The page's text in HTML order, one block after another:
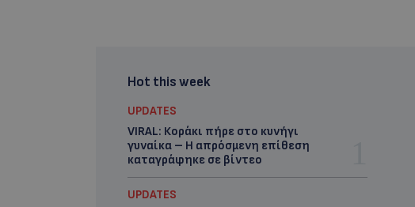
Hot this week
UPDATES
VIRAL: Κοράκι πήρε στο κυνήγι
γυναίκα – Η απρόσμενη επίθεση
καταγράφηκε σε βίντεο
UPDATES